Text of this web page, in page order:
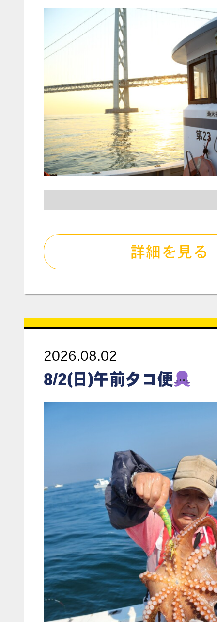
詳細を見る
2026.08.02
8/2(日)午前タコ便